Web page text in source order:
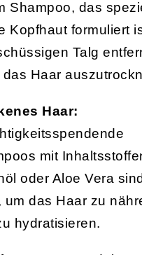
Shampoo, das
Kopfhaut formuliert
Talg
Haar
Haar:
mit
oder Aloe Vera sind
um das Haar zu
hydratisieren.